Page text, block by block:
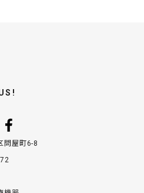
問屋町6-8